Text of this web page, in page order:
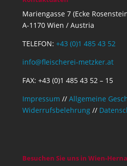
Mariengasse 7 (Ecke
A-1170 Wien / Austria
TELEFON: +43 (0)1 485 43 52
info@fleischerei-metzker.at
FAX: +43 (0)1 485 43 52 – 15
Impressum // Allgemeine
Widerrufsbelehrung//
Besuchen Sie uns in Wien-